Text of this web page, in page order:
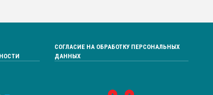
СОГЛАСИЕ НА ОБРАБОТКУ ПЕРСОНАЛЬНЫХ
ДАННЫХ